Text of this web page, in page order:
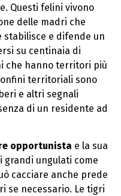
Questi felini vivono
delle madri che
stabilisce e difende un
su centinaia di
che hanno territori più
territoriali sono
e altri segnali
di un residente ad
opportunista e la sua
ungulati come
cacciare anche prede
se necessario. Le tigri